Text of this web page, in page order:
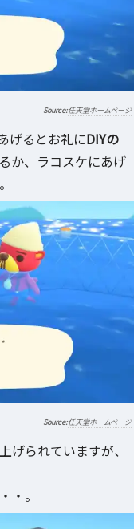
任天堂ホームページ
げるとお礼にDIYの
か、ラコスケにあげ
任天堂ホームページ
げられていますが、
・。